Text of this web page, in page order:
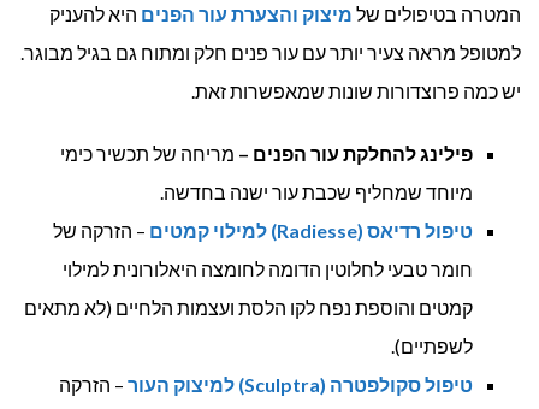
המטרה בטיפולים של מיצוק והצערת עור הפנים היא להעניק
למטופל מראה צעיר יותר עם עור פנים חלק ומתוח גם בגיל מבוגר.
יש כמה פרוצדורות שונות שמאפשרות זאת.
פילינג להחלקת עור הפנים – מריחה של תכשיר כימי
מיוחד שמחליף שכבת עור ישנה בחדשה.
טיפול רדיאס (Radiesse) למילוי קמטים
– הזרקה של
חומר טבעי לחלוטין הדומה לחומצה היאלורונית למילוי
קמטים והוספת נפח לקו הלסת ועצמות הלחיים (לא מתאים
לשפתיים).
טיפול סקולפטרה (Sculptra) למיצוק העור
– הזרקה